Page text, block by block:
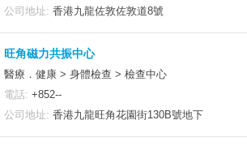
公司地址: 香港九龍佐敦佐敦道8號
旺角磁力共振中心
醫療．健康 > 身體檢查 > 檢查中心
電話: +852--
公司地址: 香港九龍旺角花園街130B號地下